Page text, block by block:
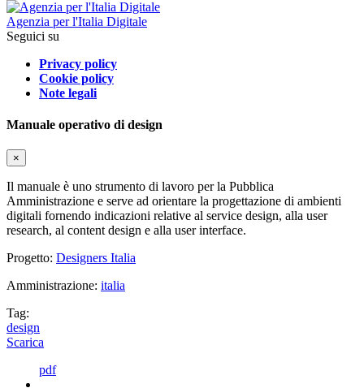
Agenzia per l'Italia Digitale
Seguici su
Privacy policy
Cookie policy
Note legali
Manuale operativo di design
×
Il manuale è uno strumento di lavoro per la Pubblica
Amministrazione e serve ad orientare la progettazione di ambienti
digitali fornendo indicazioni relative al service design, alla user
research, al content design e alla user interface.
Progetto: Designers Italia
Amministrazione: italia
Tag:
design
Scarica
pdf